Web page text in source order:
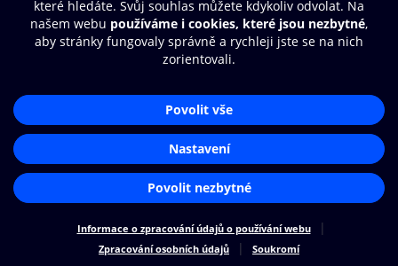
Nákupní řád
Přístupnost
Cookies
Nastavení cookies
Aplikace O2 Knihovna
Čti a poslouchej své e-knihy a
audioknihy rychleji a pohodlněji.